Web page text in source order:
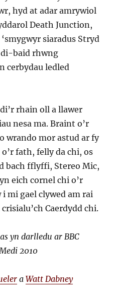
hyd at adar amrywiol
Death Junction,
siaradus Stryd
di-baid rhwng
cerbydau ledled
rhain oll a llawer
nesa ma. Braint o’r
wrando mor astud ar fy
fath, felly da chi, os
bach fflyffi, Stereo Mic,
eich cornel chi o’r
mi gael clywed am rai
Caerdydd chi.
yn darlledu ar BBC
2010
aWatt Dabney